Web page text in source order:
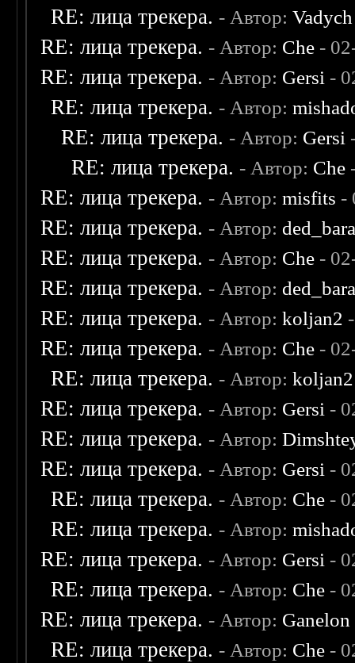
RE: лица трекера. - Автор:Vadych
RE: лица трекера. - Автор: Che -
RE: лица трекера. - Автор: Gersi -
RE: лица трекера. - Автор:
RE: лица трекера. - Автор: Gersi
RE: лица трекера. - Автор: Che
RE: лица трекера. - Автор:misfits -
RE: лица трекера. - Автор:
RE: лица трекера. - Автор: Che -
RE: лица трекера. - Автор:
RE: лица трекера. - Автор:koljan2
RE: лица трекера. - Автор: Che -
RE: лица трекера. - Автор:koljan2
RE: лица трекера. - Автор: Gersi -
RE: лица трекера. - Автор:
RE: лица трекера. - Автор: Gersi -
RE: лица трекера. - Автор: Che -
RE: лица трекера. - Автор:
RE: лица трекера. - Автор: Gersi -
RE: лица трекера. - Автор: Che -
RE: лица трекера. - Автор: Ganelon
RE: лица трекера. - Автор: Che -